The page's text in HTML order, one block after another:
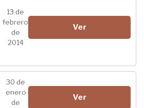
13 de
febrero
de
2014
Ver
30 de
enero
de
Ver